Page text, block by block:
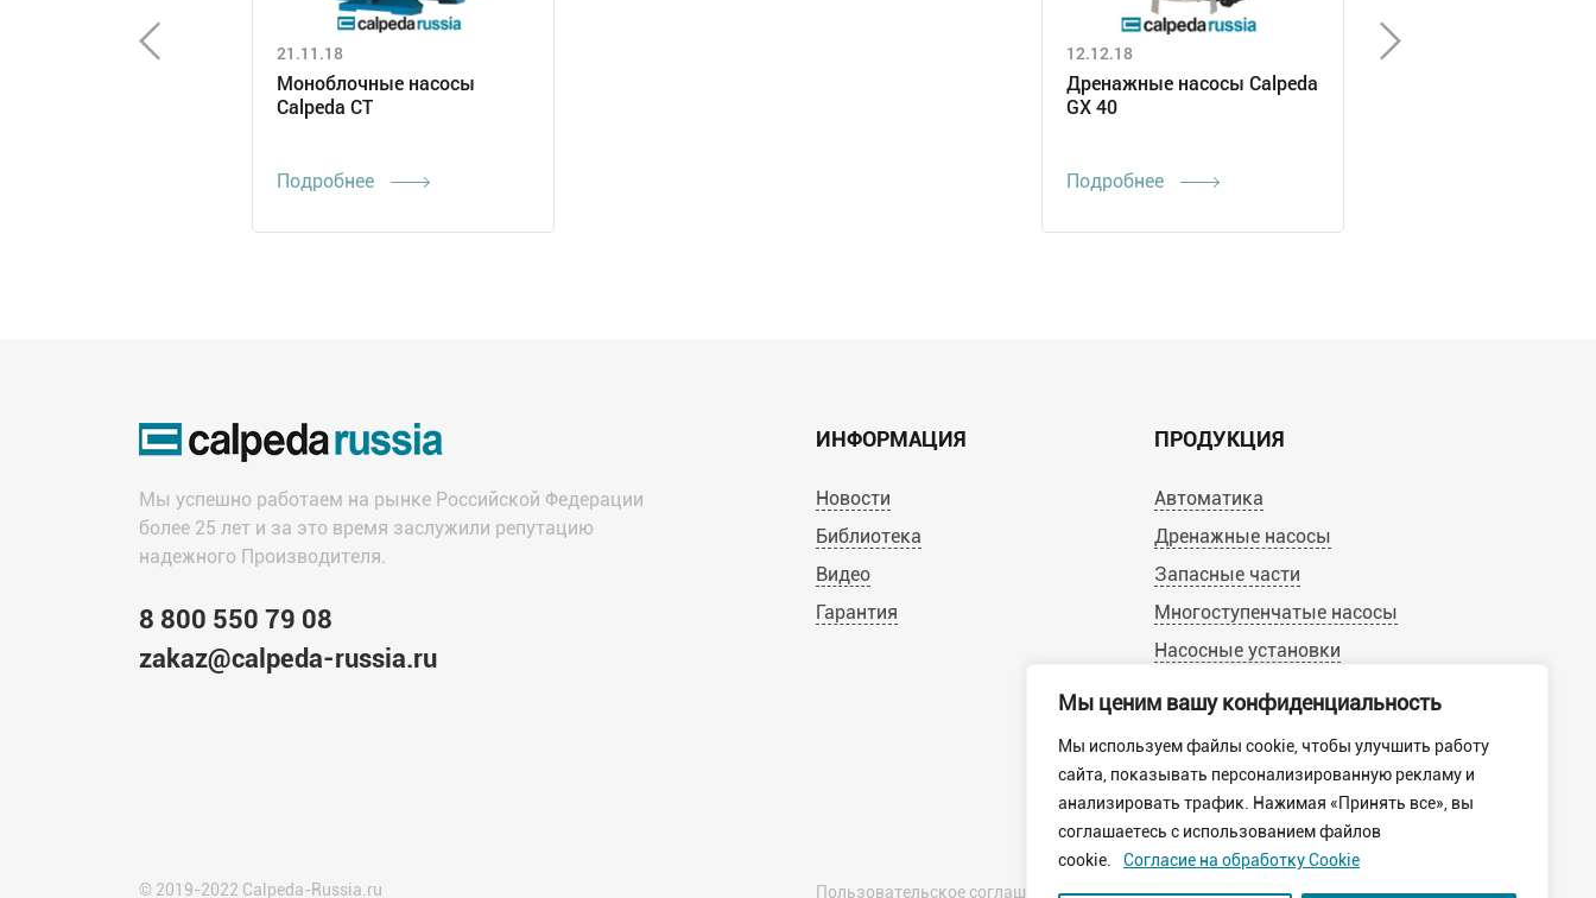
Мы ценим вашу конфиденциальность
Мы используем файлы cookie, чтобы улучшить работу
сайта, показывать персонализированную рекламу и
анализировать трафик. Нажимая «Принять все», вы
соглашаетесь с использованием файлов
cookie.
Согласие на обработку Cookie
21.11.18
Моноблочные насосы
Calpeda CT
Подробнее
12.12.18
Дренажные насосы Calpeda
GX 40
Подробнее
Мы успешно работаем на рынке Российской Федерации
более 25 лет и за это время заслужили репутацию
надежного Производителя.
8 800 550 79 08
zakaz@calpeda-russia.ru
ИНФОРМАЦИЯ
Новости
Библиотека
Видео
Гарантия
ПРОДУКЦИЯ
Автоматика
Дренажные насосы
Запасные части
Многоступенчатые насосы
Насосные установки
Насосы для бассейнов
Циркуляционные насосы
© 2019-2022 Calpeda-Russia.ru Пользовательское соглашение Политика конфиденциальности